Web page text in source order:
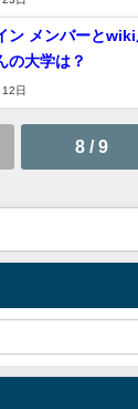
ン メンバーとwiki
の大学は？
日
8 / 9